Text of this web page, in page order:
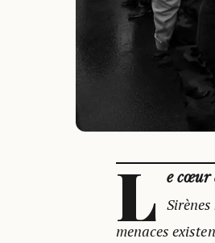
L e cœur
menaces